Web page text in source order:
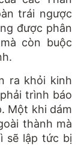
trái ngược
được phân
còn buộc
ra khỏi kinh
trình báo
Một khi dám
thành mà
sẽ lập tức bị